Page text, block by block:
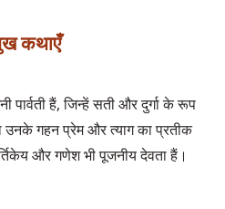
कथाएँ
पार्वती हैं, जिन्हें सती और दुर्गा के रूप
उनके गहन प्रेम और त्याग का प्रतीक
और गणेश भी पूजनीय देवता हैं।